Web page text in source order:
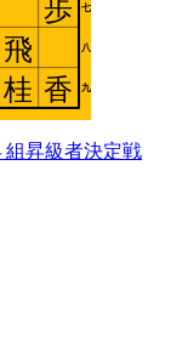
組昇級者決定戦